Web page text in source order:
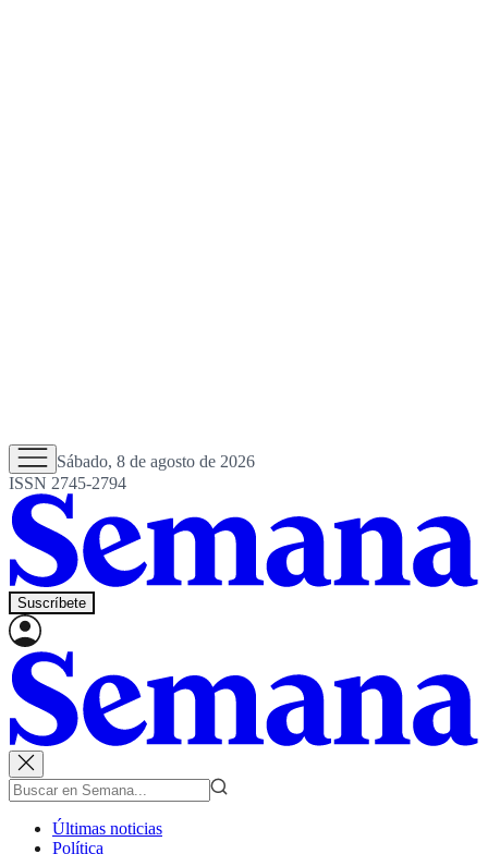
Sábado, 8 de agosto de 2026
ISSN 2745-2794
Suscríbete
Últimas noticias
Política